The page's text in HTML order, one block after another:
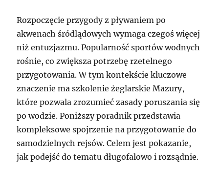
Rozpoczęcie przygody z pływaniem po
akwenach śródlądowych wymaga czegoś więcej
niż entuzjazmu. Popularność sportów wodnych
rośnie, co zwiększa potrzebę rzetelnego
przygotowania. W tym kontekście kluczowe
znaczenie ma szkolenie żeglarskie Mazury,
które pozwala zrozumieć zasady poruszania się
po wodzie. Poniższy poradnik przedstawia
kompleksowe spojrzenie na przygotowanie do
samodzielnych rejsów. Celem jest pokazanie,
jak podejść do tematu długofalowo i rozsądnie.